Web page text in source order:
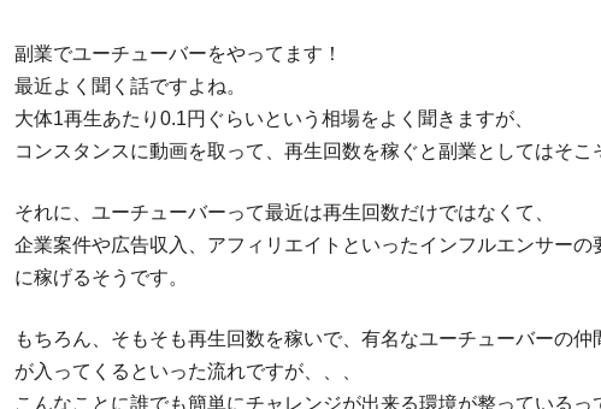
副業でユーチューバーをやってます！
最近よく聞く話ですよね。
大体1再生あたり0.1円ぐらいという相場をよく聞きますが、
コンスタンスに動画を取って、再生回数を稼ぐと副業としてはそこ
それに、ユーチューバーって最近は再生回数だけではなくて、
企業案件や広告収入、アフィリエイトといったインフルエンサー
に稼げるそうです。
もちろん、そもそも再生回数を稼いで、有名なユーチューバーの
が入ってくるといった流れですが、、、
こんなことに誰でも簡単にチャレンジが出来る環境が整っているっ